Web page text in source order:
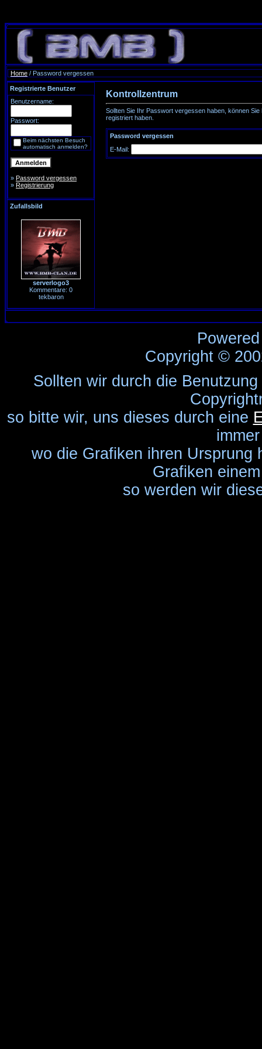
Home / Password vergessen
Registrierte Benutzer
Benutzername:
Passwort:
Beim nächsten Besuch
automatisch anmelden?
» Password vergessen
» Registrierung
Zufallsbild
serverlogo3
Kommentare: 0
tekbaron
Kontrollzentrum
Sollten Sie Ihr Passwort vergessen haben, können
registriert haben.
Password vergessen
E-Mail:
Copyright ©
Sollten wir durch die
so bitte wir, uns dieses durch eine
wo die Grafiken ihren Ursprung
Grafiken
so werden wir